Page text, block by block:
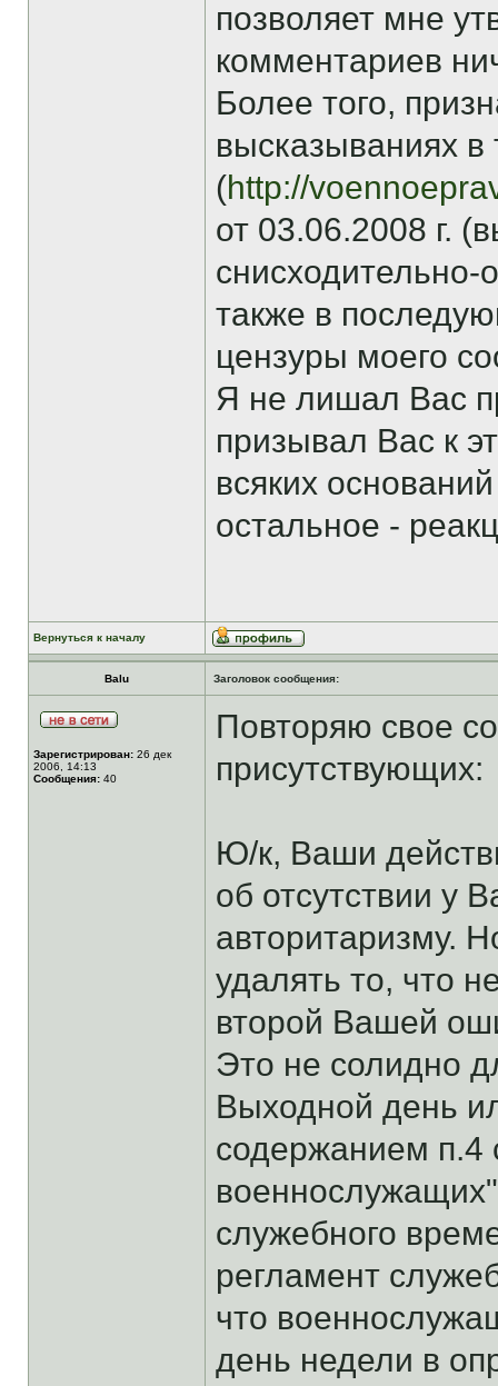
позволяет мне
комментариев
Более того,
высказываниях
(http://
от 03.06.2008 г.
также в
цензуры моего
Я не лишал Вас
призывал Вас к
всяких
остальное -
Вернуться к началу
Balu Заголовок сообщения:
Зарегистрирован: 26 дек
2006, 14:13
Сообщения: 40
Повторяю свое
присутствующих:
Ю/к, Ваши
об отсутствии у
авторитаризму.
удалять то, что
второй Вашей
Это не солидно
Выходной день
содержанием п.4
служебного
регламент
что
день недели в